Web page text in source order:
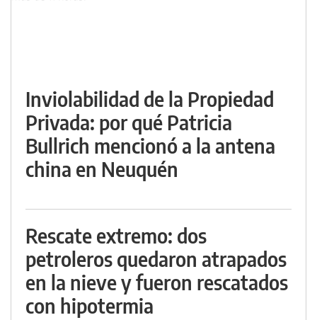
Inviolabilidad de la Propiedad
Privada: por qué Patricia
Bullrich mencionó a la antena
china en Neuquén
Rescate extremo: dos
petroleros quedaron atrapados
en la nieve y fueron rescatados
con hipotermia